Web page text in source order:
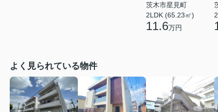
茨木市星見町
2LDK (65.23㎡)
11.6万円
よく見られている物件